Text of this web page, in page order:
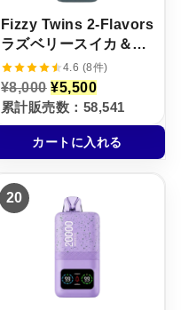
Fizzy Twins 2‑Flavors
ラズベリースイカ＆キ
ウイパッションフルー
ツグァバ【ニコパフ】
5%
4.6 (8件)
¥8,000 元
の
価
格
は
¥
0
0
で
し
た
。
¥5,500現
在
の
価
格
は
5
0
で
累計販売数：58,541
カートに入れる
20